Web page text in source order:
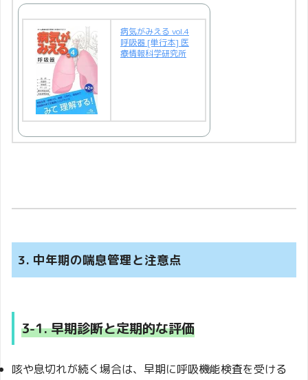
病気がみえる vol.4
呼吸器 [単行本] 医
療情報科学研究所
3. 中年期の喘息管理と注意点
3-1. 早期診断と定期的な評価
咳や息切れが続く場合は、早期に呼吸機能検査を受ける